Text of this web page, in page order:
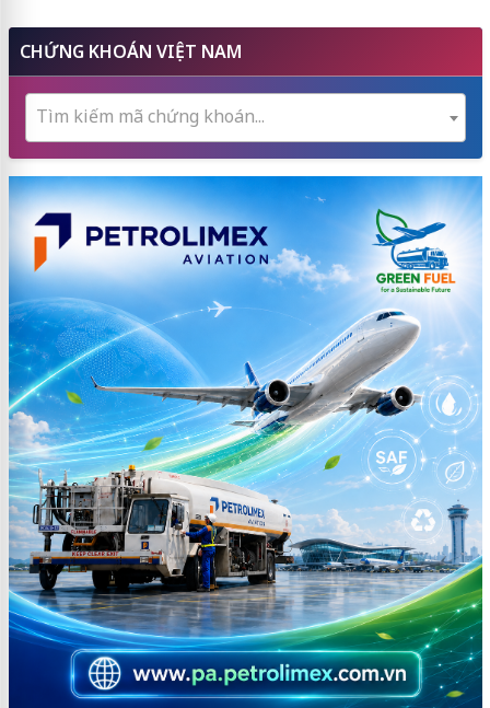
CHỨNG KHOÁN VIỆT NAM
Tìm kiếm mã chứng khoán...